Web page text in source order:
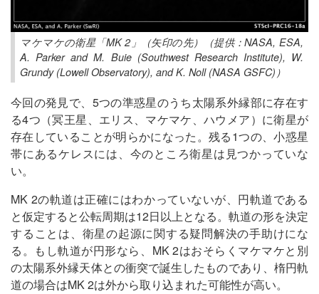
マケマケの衛星「MK 2」（矢印の先）（提供：NASA, ESA,
A. Parker and M. Buie (Southwest Research Institute), W.
Grundy (Lowell Observatory), and K. Noll (NASA GSFC)）
今回の発見で、5つの準惑星のうち太陽系外縁部に存在す
る4つ（冥王星、エリス、マケマケ、ハウメア）に衛星が
存在していることが明らかになった。残る1つの、小惑星
帯にあるケレスには、今のところ衛星は見つかっていな
い。
MK 2の軌道は正確にはわかっていないが、円軌道である
と仮定すると公転周期は12日以上となる。軌道の形を決定
することは、衛星の起源に関する疑問解決の手助けにな
る。もし軌道が円形なら、MK 2はおそらくマケマケと別
の太陽系外縁天体との衝突で誕生したものであり、楕円軌
道の場合はMK 2は外から取り込まれた可能性が高い。